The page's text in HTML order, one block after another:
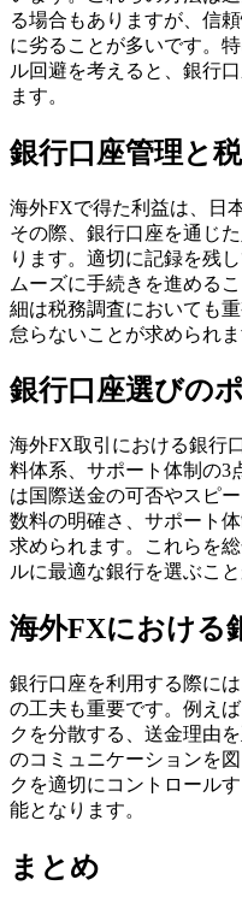
る場合もありますが、信
に劣ることが多いです。
ル回避を考えると、銀行
ます。
銀行口座管理と
海外FXで得た利益は、日
その際、銀行口座を通じ
ります。適切に記録を残
ムーズに手続きを進める
細は税務調査においても
怠らないことが求められま
銀行口座選びの
海外FX取引における銀行
料体系、サポート体制の3
は国際送金の可否やスピ
数料の明確さ、サポート
求められます。これらを
ルに最適な銀行を選ぶこ
海外FXにおける
銀行口座を利用する際に
の工夫も重要です。例え
クを分散する、送金理由
のコミュニケーションを
クを適切にコントロール
能となります。
まとめ